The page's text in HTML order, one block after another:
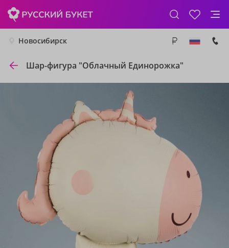
Новосибирск
Шар-фигура "Облачный Единорожка"